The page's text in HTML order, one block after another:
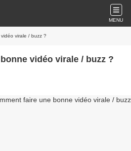
MENU
virale / buzz ?
vidéo virale / buzz ?